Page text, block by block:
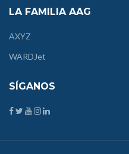
LA FAMILIA AAG
AXYZ
WARDJet
SÍGANOS